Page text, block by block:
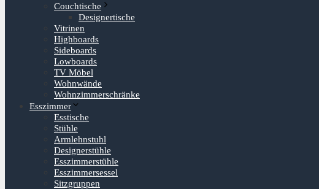
Couchtische
Designertische
Vitrinen
Highboards
Sideboards
Lowboards
TV Möbel
Wohnwände
Wohnzimmerschränke
Esszimmer
Esstische
Stühle
Armlehnstuhl
Designerstühle
Esszimmerstühle
Esszimmersessel
Sitzgruppen